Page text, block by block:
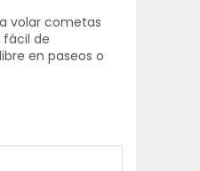
volar cometas
de
en paseos o